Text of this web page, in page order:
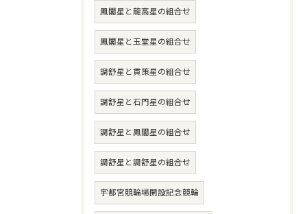
鳳閣星と龍高星の組合せ
鳳閣星と玉堂星の組合せ
調舒星と貫策星の組合せ
調舒星と石門星の組合せ
調舒星と鳳閣星の組合せ
調舒星と調舒星の組合せ
宇都宮競輪場開設記念競輪